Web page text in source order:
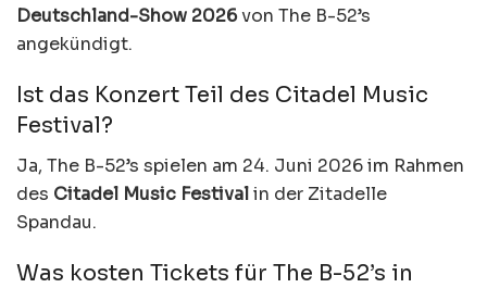
Deutschland-Show 2026von The B-52’s
angekündigt.
Ist das Konzert Teil des Citadel Music
Festival?
Ja, The B-52’s spielen am 24. Juni 2026 im Rahmen
des Citadel Music Festivalin der Zitadelle
Spandau.
Was kosten Tickets für The B-52’s in